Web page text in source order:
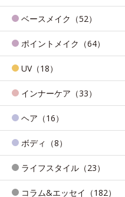
ベースメイク（52）
ポイントメイク（64）
UV（18）
インナーケア（33）
ヘア（16）
ボディ（8）
ライフスタイル（23）
コラム&エッセイ（182）